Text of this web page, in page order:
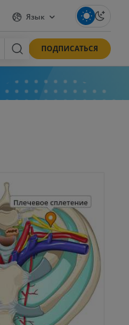
Язык
ПОДПИСАТЬСЯ